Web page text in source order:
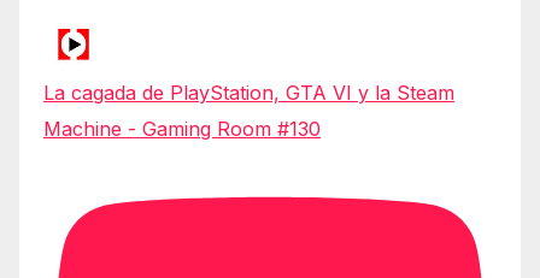
La cagada de PlayStation, GTA VI y la Steam
Machine - Gaming Room #130